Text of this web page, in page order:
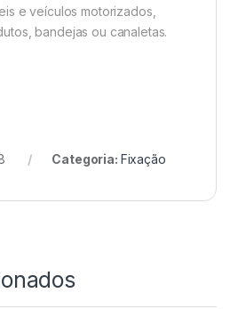
e veículos motorizados,
bandejas ou canaletas.
Categoria: Fixação